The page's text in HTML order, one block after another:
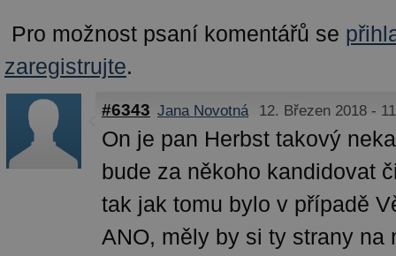
Pro možnost psaní komentářů se
zaregistrujte.
#6343 Jana Novotná 12. Březen 2018 -
On je pan Herbst takový
bude za někoho kandidovat
tak jak tomu bylo v případě
ANO, měly by si ty strany na